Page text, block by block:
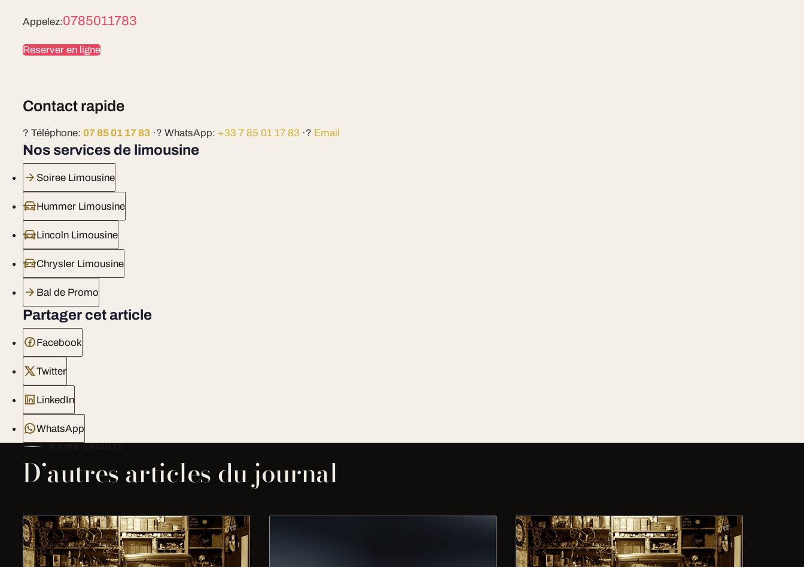
Appelez:0785011783
Reserver en ligne
Contact rapide
? Téléphone:07 85 01 17 83 ·? WhatsApp: +33 7 85 01 17 83 ·? Email
Nos services de limousine
Soiree Limousine
Hummer Limousine
Lincoln Limousine
Chrysler Limousine
Bal de Promo
Partager cet article
Facebook
Twitter
LinkedIn
WhatsApp
D’autres articles du journal